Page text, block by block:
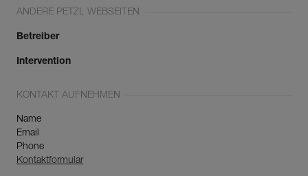
ANDERE PETZL WEBSEITEN
Betreiber
Intervention
KONTAKT AUFNEHMEN
Name
Email
Phone
Kontaktformular